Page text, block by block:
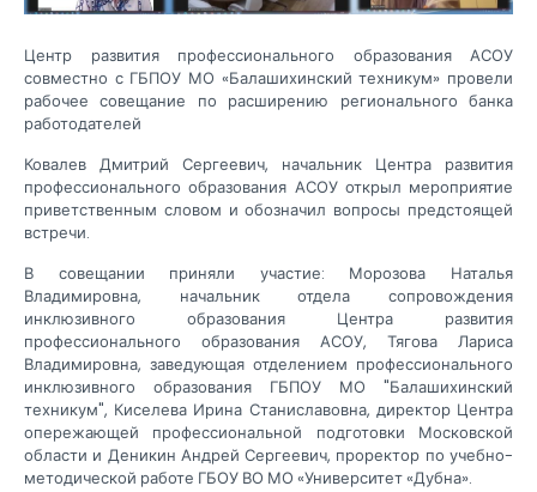
Центр развития профессионального образования АСОУ
совместно с ГБПОУ МО «Балашихинский техникум» провели
рабочее совещание по расширению регионального банка
работодателей
Ковалев Дмитрий Сергеевич, начальник Центра развития
профессионального образования АСОУ открыл мероприятие
приветственным словом и обозначил вопросы предстоящей
встречи.
В совещании приняли участие: Морозова Наталья
Владимировна, начальник отдела сопровождения
инклюзивного образования Центра развития
профессионального образования АСОУ, Тягова Лариса
Владимировна, заведующая отделением профессионального
инклюзивного образования ГБПОУ МО "Балашихинский
техникум", Киселева Ирина Станиславовна, директор Центра
опережающей профессиональной подготовки Московской
области и Деникин Андрей Сергеевич, проректор по учебно-
методической работе ГБОУ ВО МО «Университет «Дубна».